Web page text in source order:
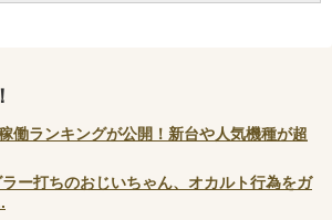
働ランキングが公開！新台や人気機種が超
ラー打ちのおじいちゃん、オカルト行為をガ